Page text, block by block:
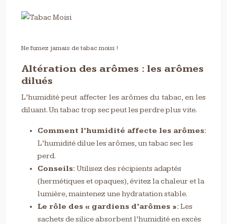
Ne fumez jamais de tabac moisi !
Altération des arômes : les arômes
dilués
L’humidité peut affecter les arômes du tabac, en les
diluant. Un tabac trop sec peut les perdre plus vite.
Comment l’humidité affecte les arômes:
L’humidité dilue les arômes, un tabac sec les
perd.
Conseils:Utilisez des récipients adaptés
(hermétiques et opaques), évitez la chaleur et la
lumière, maintenez une hydratation stable.
Le rôle des « gardiens d’arômes »:Les
sachets de silice absorbent l’humidité en excès